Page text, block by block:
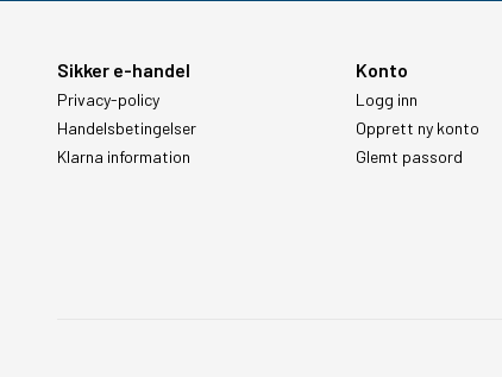
Sikker e-handel
Privacy-policy
Handelsbetingelser
Klarna information
Konto
Logg inn
Opprett ny konto
Glemt passord